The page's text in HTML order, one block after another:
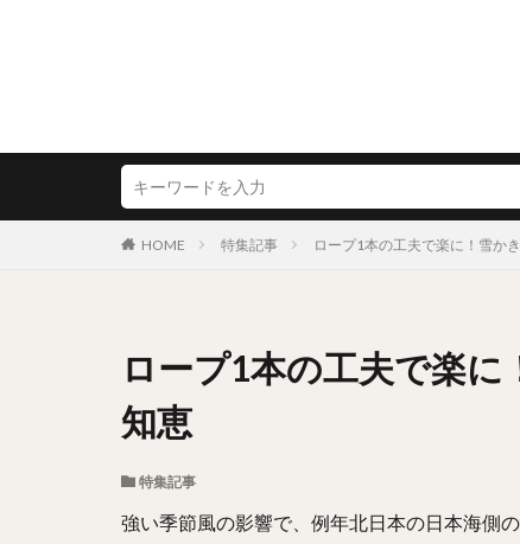
HOME 特集記事 ロープ1本の工夫で楽に！雪か
ロープ1本の工夫で楽
知恵
特集記事
強い季節風の影響で、例年北日本の日本海側